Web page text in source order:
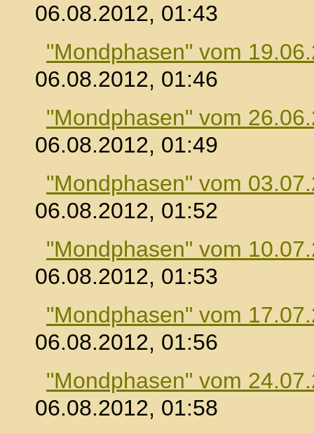
06.08.2012, 01:43
"Mondphasen" vom
06.08.2012, 01:46
"Mondphasen" vom
06.08.2012, 01:49
"Mondphasen" vom
06.08.2012, 01:52
"Mondphasen" vom
06.08.2012, 01:53
"Mondphasen" vom
06.08.2012, 01:56
"Mondphasen" vom
06.08.2012, 01:58